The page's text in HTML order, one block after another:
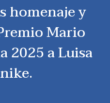
homenaje y
Mario
2025 a Luisa